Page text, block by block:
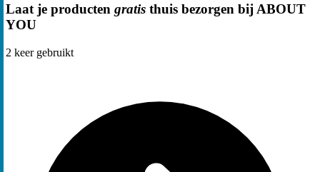
Laat je producten gratis thuis bezorgen bij ABOUT
YOU
2 keer gebruikt